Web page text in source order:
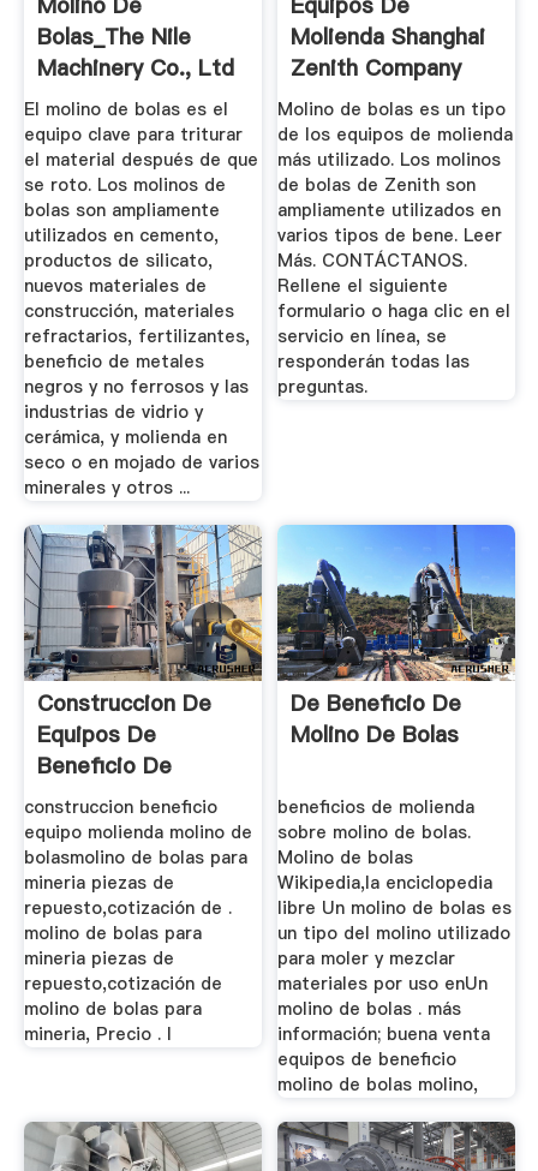
Bolas_The Nile
Machinery Co., Ltd
El molino de bolas es el
equipo clave para triturar
el material después de que
se roto. Los molinos de
bolas son ampliamente
utilizados en cemento,
productos de silicato,
nuevos materiales de
construcción, materiales
refractarios, fertilizantes,
beneficio de metales
negros y no ferrosos y las
industrias de vidrio y
cerámica, y molienda en
seco o en mojado de varios
minerales y otros ...
Molienda Shanghai
Zenith Company
Molino de bolas es un tipo
de los equipos de molienda
más utilizado. Los molinos
de bolas de Zenith son
ampliamente utilizados en
varios tipos de bene. Leer
Más. CONTÁCTANOS.
Rellene el siguiente
formulario o haga clic en el
servicio en línea, se
responderán todas las
preguntas.
Construccion De
Equipos De
Beneficio De
Molienda Molino De
...
construccion beneficio
equipo molienda molino de
bolasmolino de bolas para
mineria piezas de
repuesto,cotización de .
molino de bolas para
mineria piezas de
repuesto,cotización de
molino de bolas para
mineria, Precio . l
De Beneficio De
Molino De Bolas
beneficios de molienda
sobre molino de bolas.
Molino de bolas
Wikipedia,la enciclopedia
libre Un molino de bolas es
un tipo del molino utilizado
para moler y mezclar
materiales por uso enUn
molino de bolas . más
información; buena venta
equipos de beneficio
molino de bolas molino,